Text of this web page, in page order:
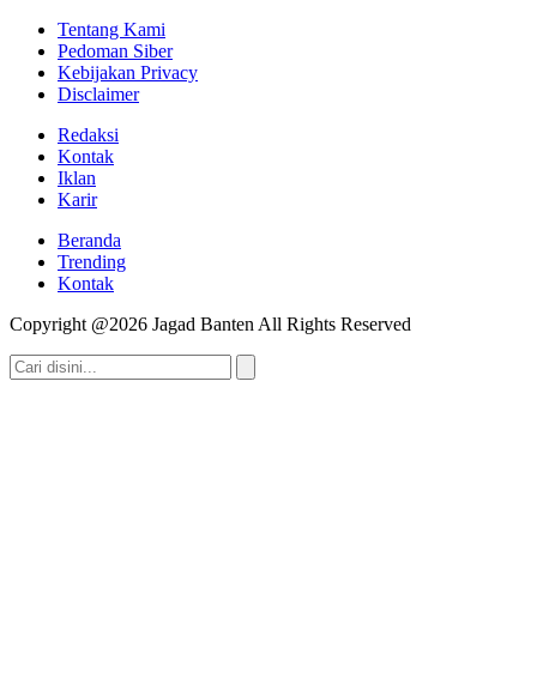
Tentang Kami
Pedoman Siber
Kebijakan Privacy
Disclaimer
Redaksi
Kontak
Iklan
Karir
Beranda
Trending
Kontak
Copyright @2026 Jagad Banten All Rights Reserved